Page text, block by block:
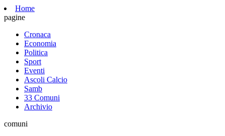
Home
pagine
Cronaca
Economia
Politica
Sport
Eventi
Ascoli Calcio
Samb
33 Comuni
Archivio
comuni